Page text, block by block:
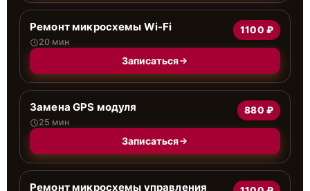
Ремонт микросхемы Wi-Fi
20 мин
1100 ₽
Записаться
Замена GPS модуля
25 мин
880 ₽
Записаться
Ремонт микросхемы управления